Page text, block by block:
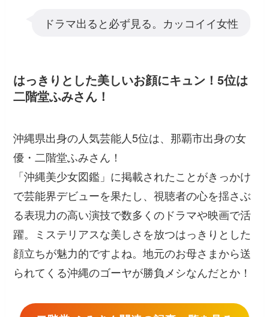
ドラマ出ると必ず見る。カッコイイ女性
はっきりとした美しいお顔にキュン！5位は
二階堂ふみさん！
沖縄県出身の人気芸能人5位は、那覇市出身の女
優・二階堂ふみさん！
「沖縄美少女図鑑」に掲載されたことがきっかけ
で芸能界デビューを果たし、視聴者の心を揺さぶ
る表現力の高い演技で数多くのドラマや映画で活
躍。ミステリアスな美しさを放つはっきりとした
顔立ちが魅力的ですよね。地元のお母さまから送
られてくる沖縄のゴーヤが勝負メシなんだとか！